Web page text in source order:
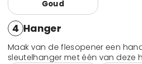
Goud
4 Hanger
Maak van de flesopener een
sleutelhanger met één van deze